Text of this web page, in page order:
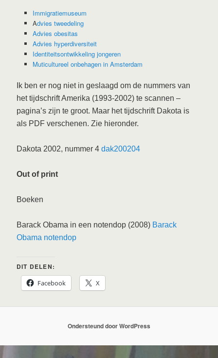
Immigratiemuseum
Advies tweedeling
Advies obesitas
Advies hyperdiversiteit
Identiteitsontwikkeling jongeren
Muticultureel onbehagen in Amsterdam
Ik ben er nog niet in geslaagd om de nummers van
het tijdschrift Amerika (1993-2002) te scannen –
pagina’s zijn te groot. Maar het tijdschrift Dakota is
als PDF verschenen. Zie hieronder.
Dakota 2002, nummer 4dak200204
Out of print
Boeken
Barack Obama in een notendop (2008) Barack
Obama notendop
DIT DELEN:
Facebook
X
Ondersteund door WordPress